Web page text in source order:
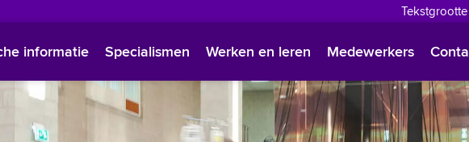
Polski
Türkçe
informatie Specialismen Werken en leren Medewerkers